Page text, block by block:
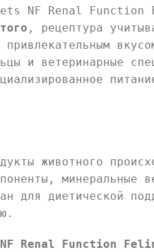
Renal Function
, рецептура
и ветеринарные
животного
для диетической
Renal Function